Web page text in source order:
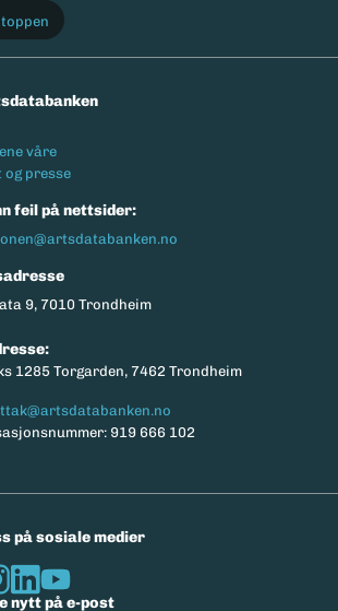
våre
og presse
feil på nettsider:
9, 7010 Trondheim
1285 Torgarden, 7462 Trondheim
919 666 102
på sosiale medier
nytt på e-post